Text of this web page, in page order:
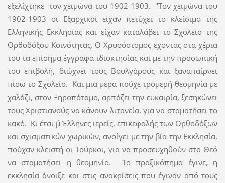
εξελίχτηκε τον χειμώνα του 1902-1903. "Τον χειμώνα του
1902-1903 οι Εξαρχικοί είχαν πετύχει το κλείσιμο της
Ελληνικής Εκκλησίας και είχαν καταλάβει το Σχολείο της
Ορθοδόξου Κοινότητας. Ο Χρυσόστομος έχοντας στα χέρια
του τα επίσημα έγγραφα ιδιοκτησίας και με την προσωπική
του επιβολή, διώχνει τους Βουλγάρους και ξαναπαίρνει
πίσω το Σχολείο. Και μια μέρα πούχε τρομερή θεομηνία με
χαλάζι, στον Ξηροπόταμο, αρπάζει την ευκαιρία, ξεσηκώνει
τους Χριστιανούς να κάνουν λιτανεία, για να σταματήσει το
κακό. Κι έτσι μ΄ Έλληνες ιερείς, επικεφαλής των Ορθοδόξων
και σχισματικών χωρικών, ανοίγει με την βία την Εκκλησία,
πούχαν κλειστή οι Τούρκοι, για να προσευχηθούν στο Θεό
να σταματήσει η θεομηνία. Το πραξικόπημα έγινε, η
εκκλησία άνοιξε και στις ανακρίσεις που έγιναν από τους